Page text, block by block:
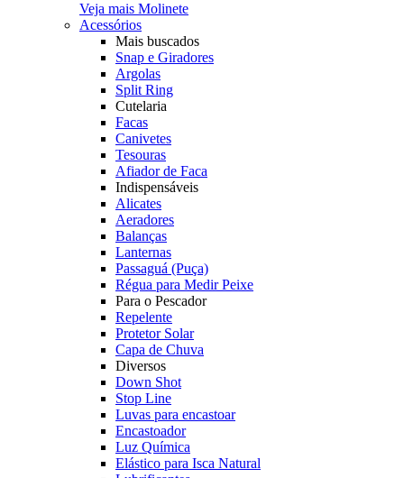
Veja mais Molinete
Acessórios
Mais buscados
Snap e Giradores
Argolas
Split Ring
Cutelaria
Facas
Canivetes
Tesouras
Afiador de Faca
Indispensáveis
Alicates
Aeradores
Balanças
Lanternas
Passaguá (Puça)
Régua para Medir Peixe
Para o Pescador
Repelente
Protetor Solar
Capa de Chuva
Diversos
Down Shot
Stop Line
Luvas para encastoar
Encastoador
Luz Química
Elástico para Isca Natural